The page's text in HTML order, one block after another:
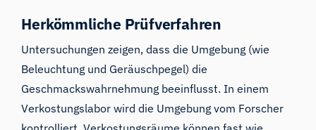
Herkömmliche Prüfverfahren
Untersuchungen zeigen, dass die Umgebung (wie
Beleuchtung und Geräuschpegel) die
Geschmackswahrnehmung beeinflusst. In einem
Verkostungslabor wird die Umgebung vom Forscher